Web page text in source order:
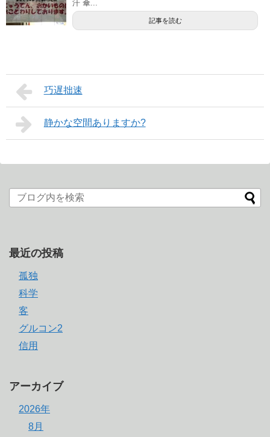
汗 傘...
記事を読む
巧遅拙速
静かな空間ありますか?
最近の投稿
孤独
科学
客
グルコン2
信用
アーカイブ
2026年
8月